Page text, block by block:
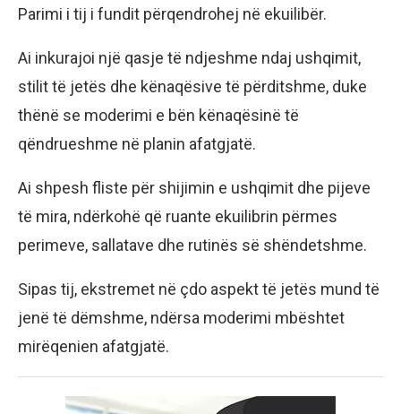
Parimi i tij i fundit përqendrohej në ekuilibër.
Ai inkurajoi një qasje të ndjeshme ndaj ushqimit,
stilit të jetës dhe kënaqësive të përditshme, duke
thënë se moderimi e bën kënaqësinë të
qëndrueshme në planin afatgjatë.
Ai shpesh fliste për shijimin e ushqimit dhe pijeve
të mira, ndërkohë që ruante ekuilibrin përmes
perimeve, sallatave dhe rutinës së shëndetshme.
Sipas tij, ekstremet në çdo aspekt të jetës mund të
jenë të dëmshme, ndërsa moderimi mbështet
mirëqenien afatgjatë.